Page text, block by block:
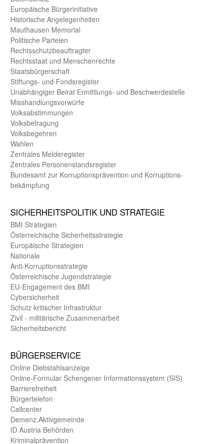
Europäische Bürger­initiative
Historische Angelegen­heiten
Mauthausen Memorial
Politische Parteien
Rechts­schutz­beauftragter
Rechts­staat und Menschen­rechte
Staats­bürger­schaft
Stiftungs- und Fonds­register
Unab­hängiger Beirat Ermittlungs- und Beschwerde­stelle
Misshandlungs­vorwürfe
Volks­abstimmungen
Volks­befragung
Volks­begehren
Wahlen
Zentrales Melde­register
Zentrales Personen­stands­register
Bundes­amt zur Korrup­tions­prävention und Korrup­tions­
bekämpfung
SICHER­HEITS­POLITIK UND STRATEGIE
BMI Strategien
Öster­reichische Sicherheits­strategie
Europäische Strategien
Nationale
Anti-Korruptions­strategie
Öster­reichische Jugend­strategie
EU-Engagement des BMI
Cybersicherheit
Schutz kritischer Infra­struktur
Zivil - militärische Zusammen­arbeit
Sicherheits­bericht
BÜRGER­SERVICE
Online Diebstahls­anzeige
Online-Formular Schengener Informationssystem (SIS)
Barriere­freiheit
Bürger­telefon
Call­center
Demenz.Aktiv­gemeinde
ID Austria Behörden
Kriminal­prävention